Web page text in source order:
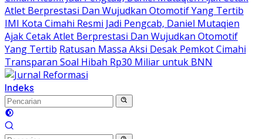
Atlet Berprestasi Dan Wujudkan Otomotif Yang Tertib
IMI Kota Cimahi Resmi Jadi Pengcab, Daniel Mutaqien
Ajak Cetak Atlet Berprestasi Dan Wujudkan Otomotif
Yang Tertib Ratusan Massa Aksi Desak Pemkot Cimahi
Transparan Soal Hibah Rp30 Miliar untuk BNN
Indeks